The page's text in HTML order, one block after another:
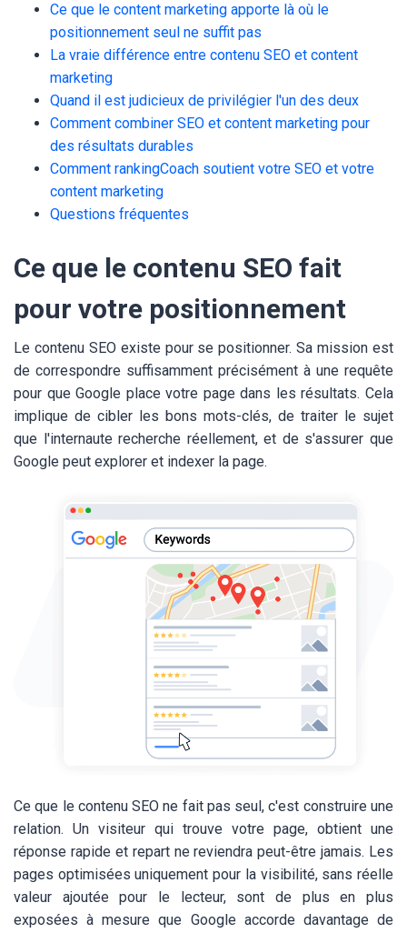
Ce que le content marketing apporte là où le
positionnement seul ne suffit pas
La vraie différence entre contenu SEO et content
marketing
Quand il est judicieux de privilégier l'un des deux
Comment combiner SEO et content marketing pour
des résultats durables
Comment rankingCoach soutient votre SEO et votre
content marketing
Questions fréquentes
Ce que le contenu SEO fait
pour votre positionnement
Le contenu SEO existe pour se positionner. Sa mission est
de correspondre suffisamment précisément à une requête
pour que Google place votre page dans les résultats. Cela
implique de cibler les bons mots-clés, de traiter le sujet
que l'internaute recherche réellement, et de s'assurer que
Google peut explorer et indexer la page.
Ce que le contenu SEO ne fait pas seul, c'est construire une
relation. Un visiteur qui trouve votre page, obtient une
réponse rapide et repart ne reviendra peut-être jamais. Les
pages optimisées uniquement pour la visibilité, sans réelle
valeur ajoutée pour le lecteur, sont de plus en plus
exposées à mesure que Google accorde davantage de